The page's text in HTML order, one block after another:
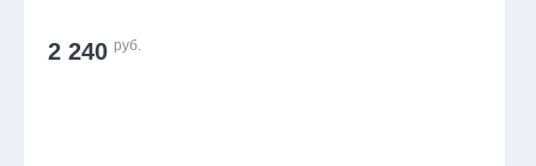
2 240 руб.